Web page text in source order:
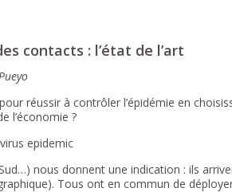
contacts : l’état de l’art
réussir à contrôler l’épidémie en
l’économie ?
nous donnent une indication : ils
Tous ont en commun de